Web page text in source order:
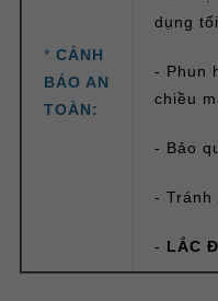
* CẢNH
BÁO AN
TOÀN:
dụng
- Phun
chiều
- Bảo
- Tránh
- LẮC